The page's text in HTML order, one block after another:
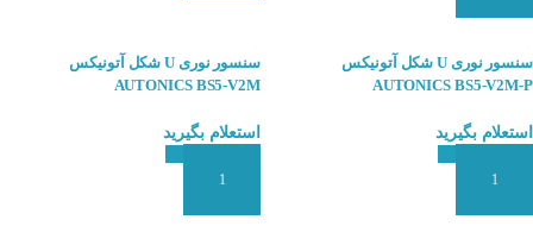
سنسور نوری U شکل آتونیکس
AUTONICS BS5-V2M-P
استعلام بگیرید
سنسور نوری U شکل آتونیکس
AUTONICS BS5-V2M
استعلام بگیرید